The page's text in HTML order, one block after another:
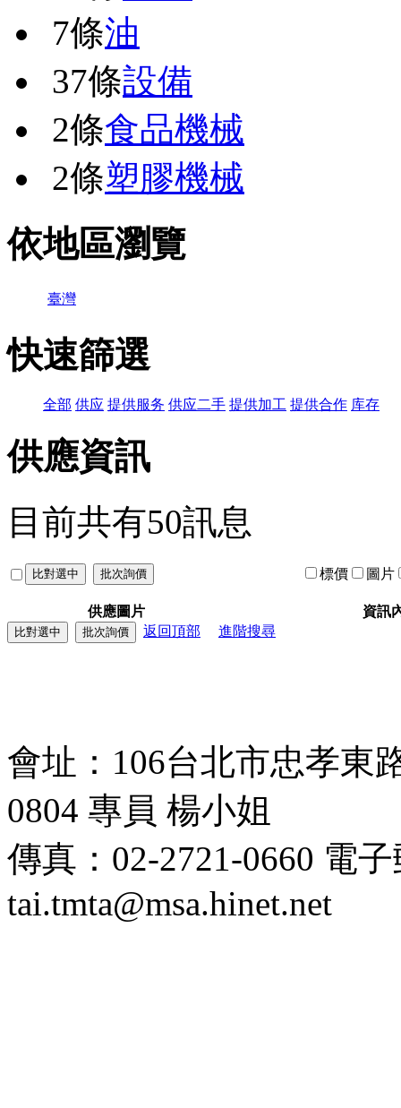
7條油
37條設備
2條食品機械
2條塑膠機械
依地區瀏覽
臺灣
快速篩選
全部 供应 提供服务 供应二手 提供加工 提供合作 库存
供應資訊
目前共有50訊息
標價 圖片
供應圖片
資訊
返回頂部
進階搜尋
會址：106台北市忠孝東
0804 專員 楊小姐
傳真：02-2721-0660 電
tai.tmta@msa.hinet.net